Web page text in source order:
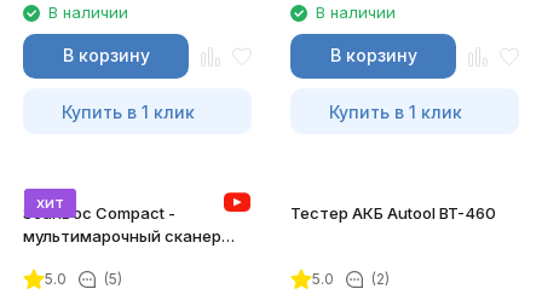
В наличии
В корзину
Купить в 1 клик
В наличии
В корзину
Купить в 1 клик
хит
ScanDoc Compact -
мультимарочный сканер
5.0 (5)
Тестер АКБ Autool BT-460
5.0 (2)